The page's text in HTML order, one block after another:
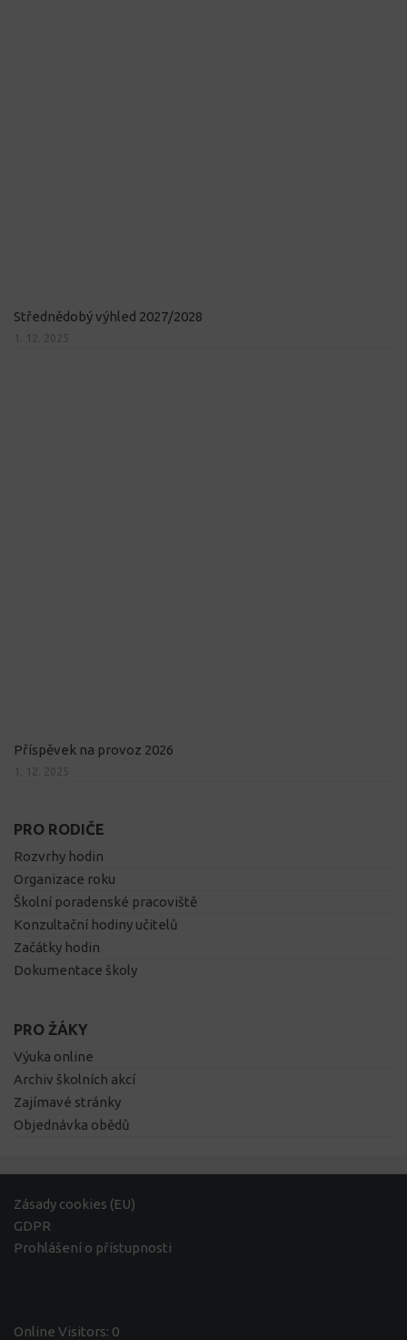
Střednědobý výhled 2027/2028
1. 12. 2025
Příspěvek na provoz 2026
1. 12. 2025
PRO RODIČE
Rozvrhy hodin
Organizace roku
Školní poradenské pracoviště
Konzultační hodiny učitelů
Začátky hodin
Dokumentace školy
PRO ŽÁKY
Výuka online
Archiv školních akcí
Zajímavé stránky
Objednávka obědů
Zásady cookies (EU)
GDPR
Prohlášení o přístupnosti
Online Visitors: 0